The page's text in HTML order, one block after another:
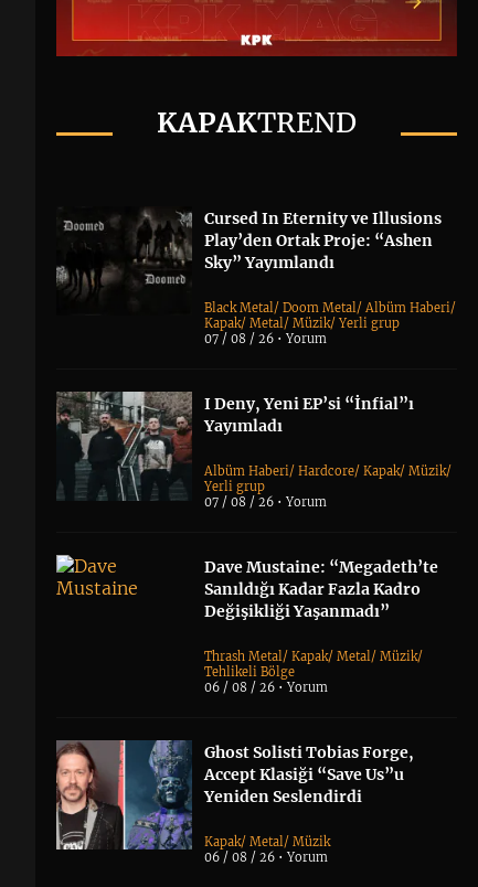
KAPAKTREND
Cursed In Eternity ve Illusions
Play’den Ortak Proje: “Ashen
Sky” Yayımlandı
Black Metal/Doom Metal/Albüm Haberi/
Kapak/Metal/Müzik/Yerli grup
07 / 08 / 26 •Yorum
I Deny, Yeni EP’si “İnfial”ı
Yayımladı
Albüm Haberi/Hardcore/Kapak/Müzik/
Yerli grup
07 / 08 / 26 •Yorum
Dave Mustaine: “Megadeth’te
Sanıldığı Kadar Fazla Kadro
Değişikliği Yaşanmadı”
Thrash Metal/Kapak/Metal/Müzik/
Tehlikeli Bölge
06 / 08 / 26 •Yorum
Ghost Solisti Tobias Forge,
Accept Klasiği “Save Us”u
Yeniden Seslendirdi
Kapak/Metal/Müzik
06 / 08 / 26 •Yorum